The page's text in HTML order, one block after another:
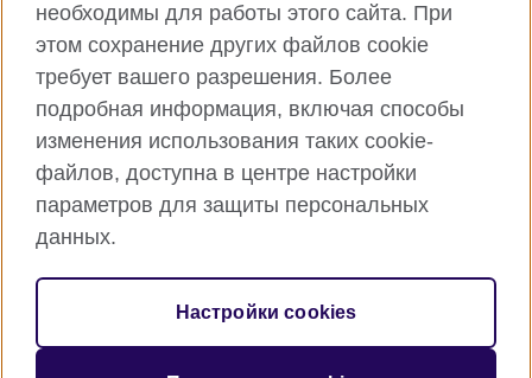
British Council глобально
Privacy and terms of use
Cookies
Карта сайта
© 2026 British Council
Международная организация Соединенного Королевства в
необходимы для работы этого сайта. При
этом сохранение других файлов cookie
требует вашего разрешения. Более
подробная информация, включая способы
изменения использования таких cookie-
файлов, доступна в центре настройки
параметров для защиты персональных
данных.
Настройки cookies